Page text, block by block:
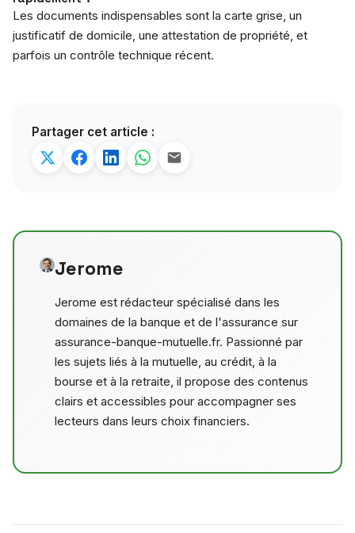
Les documents indispensables sont la carte grise, un
justificatif de domicile, une attestation de propriété, et
parfois un contrôle technique récent.
Partager cet article :
Jerome
Jerome est rédacteur spécialisé dans les
domaines de la banque et de l'assurance sur
assurance-banque-mutuelle.fr. Passionné par
les sujets liés à la mutuelle, au crédit, à la
bourse et à la retraite, il propose des contenus
clairs et accessibles pour accompagner ses
lecteurs dans leurs choix financiers.